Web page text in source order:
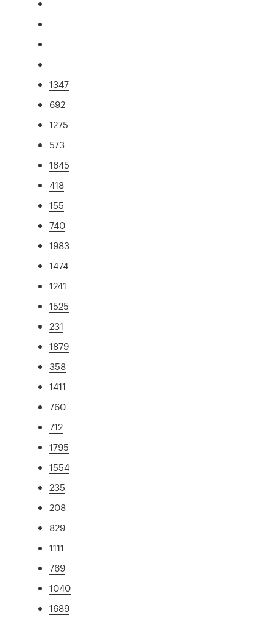
1347
692
1275
573
1645
418
155
740
1983
1474
1241
1525
231
1879
358
1411
760
712
1795
1554
235
208
829
1111
769
1040
1689